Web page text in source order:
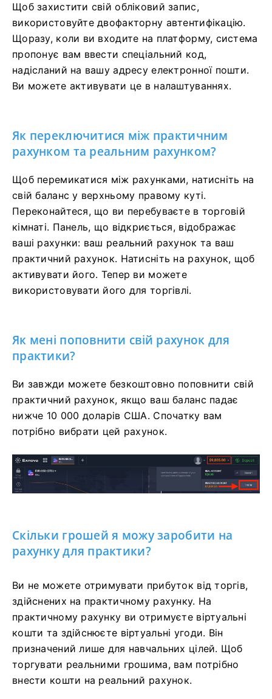
Щоб захистити свій обліковий запис,
використовуйте двофакторну автентифікацію.
Щоразу, коли ви входите на платформу, система
пропонує вам ввести спеціальний код,
надісланий на вашу адресу електронної пошти.
Ви можете активувати це в налаштуваннях.
Як переключитися між практичним
рахунком та реальним рахунком?
Щоб перемикатися між рахунками, натисніть на
свій баланс у верхньому правому куті.
Переконайтеся, що ви перебуваєте в торговій
кімнаті. Панель, що відкриється, відображає
ваші рахунки: ваш реальний рахунок та ваш
практичний рахунок. Натисніть на рахунок, щоб
активувати його. Тепер ви можете
використовувати його для торгівлі.
Як мені поповнити свій рахунок для
практики?
Ви завжди можете безкоштовно поповнити свій
практичний рахунок, якщо ваш баланс падає
нижче 10 000 доларів США. Спочатку вам
потрібно вибрати цей рахунок.
Скільки грошей я можу заробити на
рахунку для практики?
Ви не можете отримувати прибуток від торгів,
здійснених на практичному рахунку. На
практичному рахунку ви отримуєте віртуальні
кошти та здійснюєте віртуальні угоди. Він
призначений лише для навчальних цілей. Щоб
торгувати реальними грошима, вам потрібно
внести кошти на реальний рахунок.